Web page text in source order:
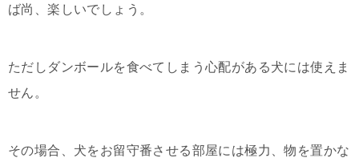
ば尚、楽しいでしょう。
ただしダンボールを食べてしまう心配がある犬には使えま
せん。
その場合、犬をお留守番させる部屋には極力、物を置かな